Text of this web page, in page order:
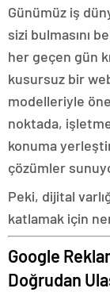
Günümüz iş
sizi bulmasını
her geçen gün
kusursuz bir
modelleriyle
noktada,
konuma
çözümler
Peki, dijital
katlamak için
Google
Doğrudan